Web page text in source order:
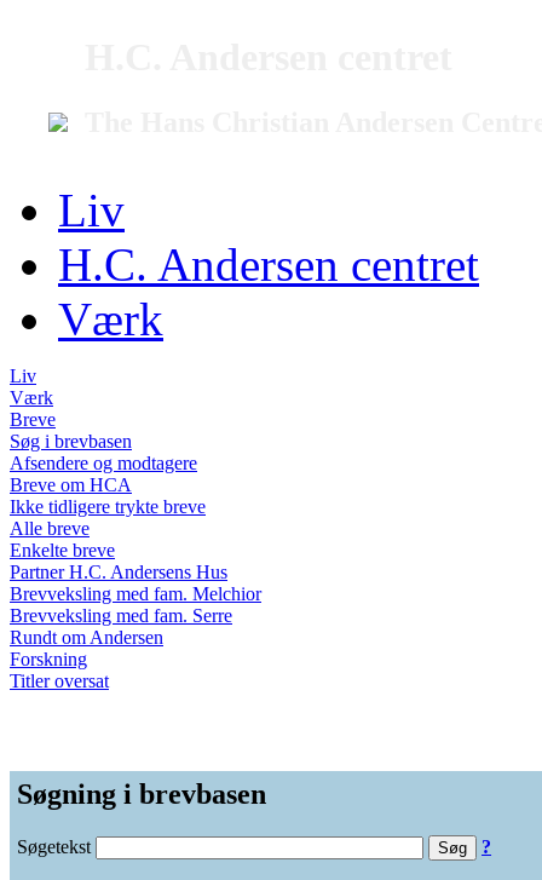
Liv
H.C. Andersen centret
Værk
Liv
Værk
Breve
Søg i brevbasen
Afsendere og modtagere
Breve om HCA
Ikke tidligere trykte breve
Alle breve
Enkelte breve
Partner H.C. Andersens Hus
Brevveksling med fam. Melchior
Brevveksling med fam. Serre
Rundt om Andersen
Forskning
Titler oversat
Søgning i brevbasen
Søgetekst ?